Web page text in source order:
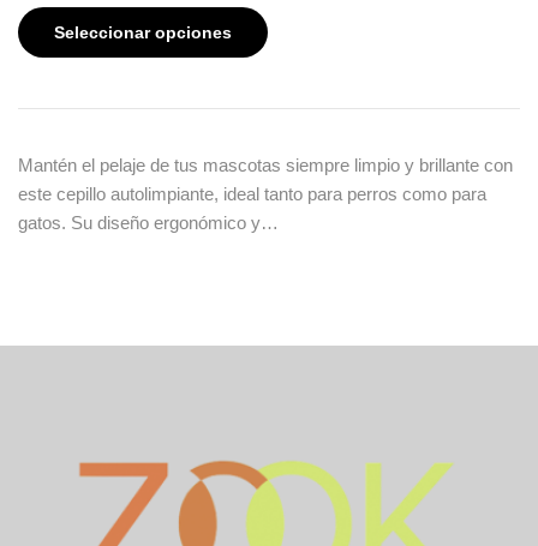
Seleccionar opciones
Mantén el pelaje de tus mascotas siempre limpio y brillante con
este cepillo autolimpiante, ideal tanto para perros como para
gatos. Su diseño ergonómico y…